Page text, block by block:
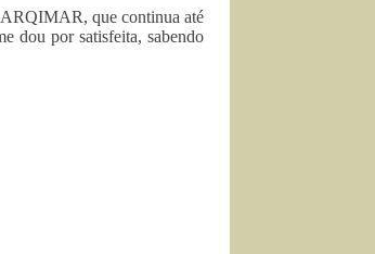
ARQIMAR, que continua até
dou por satisfeita, sabendo